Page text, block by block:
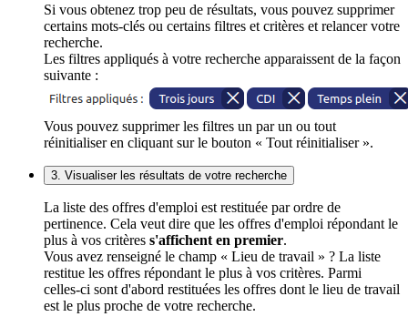
Si vous obtenez trop peu de résultats, vous pouvez supprimer
certains mots-clés ou certains filtres et critères et relancer votre
recherche.
Les filtres appliqués à votre recherche apparaissent de la façon
suivante :
Vous pouvez supprimer les filtres un par un ou tout
réinitialiser en cliquant sur le bouton « Tout réinitialiser ».
3. Visualiser les résultats de votre recherche
La liste des offres d'emploi est restituée par ordre de
pertinence. Cela veut dire que les offres d'emploi répondant le
plus à vos critères s'affichent en premier.
Vous avez renseigné le champ « Lieu de travail » ? La liste
restitue les offres répondant le plus à vos critères. Parmi
celles-ci sont d'abord restituées les offres dont le lieu de travail
est le plus proche de votre recherche.